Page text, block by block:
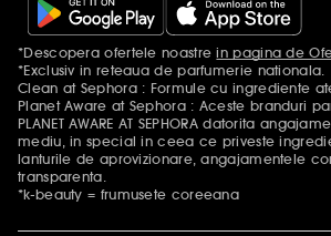
Mentiuni aditionale
*Descopera ofertele noastrein pagina de
*Exclusiv in reteaua de parfumerie nationala.
Clean at Sephora : Formule cu ingrediente
Planet Aware at Sephora : Aceste branduri
PLANET AWARE AT SEPHORA datorita
mediu, in special in ceea ce priveste
lanturile de aprovizionare, angajamentele
transparenta.
*k-beauty = frumusete coreeana